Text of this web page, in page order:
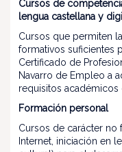
Cursos de
lengua castellana y
Cursos que permiten
formativos suficientes
Certificado de
Navarro de Empleo a
requisitos académicos
Formación personal
Cursos de carácter no
Internet, iniciación en